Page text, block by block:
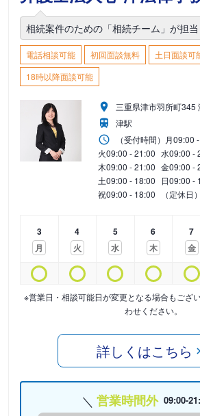
相続案件のための「相続チーム」が担当
電話相談可能 初回面談無料
土日面談可
18時以降面談可能
三重県津市羽所町345
津駅
（受付時間） 月09:00
火09:00 - 21:00 水09:00 -
木09:00 - 21:00 金09:00 -
土09:00 - 18:00 日09:00 -
祝09:00 - 18:00 （定休日
3
月
4
火
5
水
6
木
7
金
※営業日・相談可能日が変更となる場合もござ
わせください。
詳しくはこちら
営業時間外 09:00-